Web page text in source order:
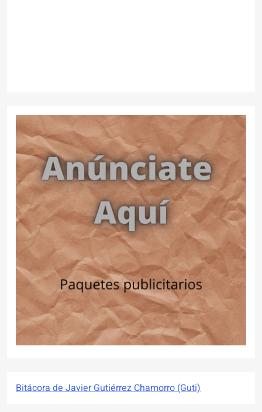
Bitácora de Javier Gutiérrez Chamorro (Guti)